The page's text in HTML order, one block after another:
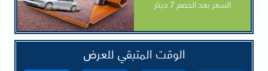
السعر بعد الخصم 7 دينار
الوقت المتبقي للعرض